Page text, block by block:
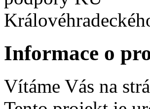
Informace o
Vítáme Vás na